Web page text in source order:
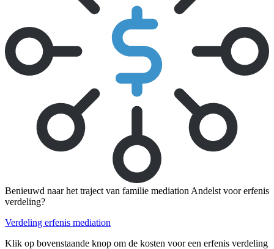
Benieuwd naar het traject van familie mediation Andelst voor erfenis
verdeling?
Verdeling erfenis mediation
Klik op bovenstaande knop om de kosten voor een erfenis verdeling